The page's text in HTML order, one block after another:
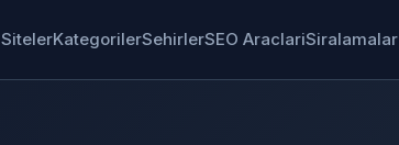
SitelerKategorilerSehirlerSEO AraclariSiralamalar